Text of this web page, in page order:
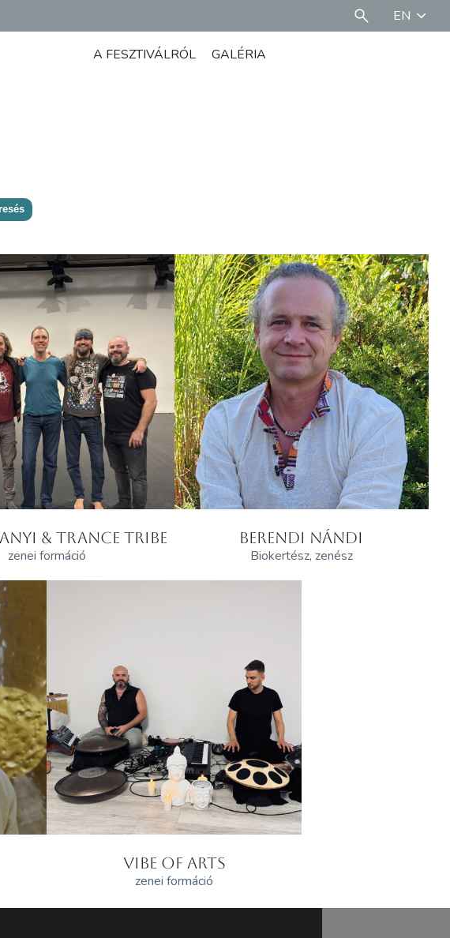
EN
A FESZTIVÁLRÓL GALÉRIA
& TRANCE TRIBE
zenei formáció
BERENDI NÁNDI
Biokertész, zenész
VIBE OF ARTS
zenei formáció